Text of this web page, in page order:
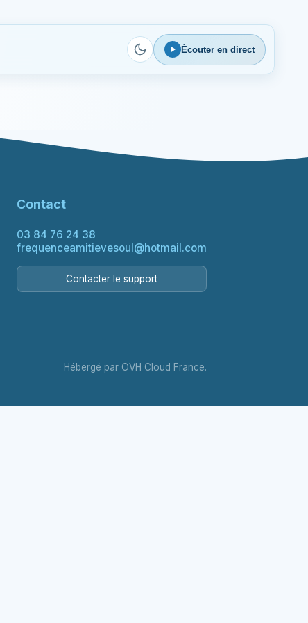
Écouter en direct
Contact
03 84 76 24 38
frequenceamitievesoul@hotmail.com
Contacter le support
Hébergé par OVH Cloud France.